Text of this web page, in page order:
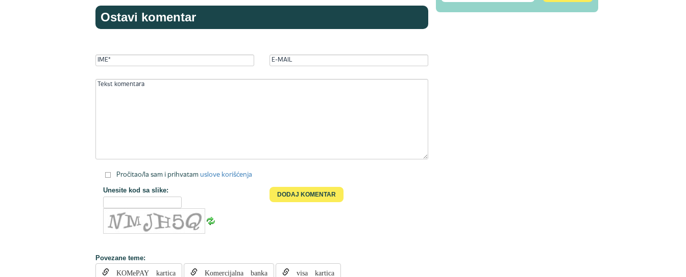
Ostavi komentar
Pročitao/la sam i prihvatam uslove korišćenja
Unesite kod sa slike:
Povezane teme:
KOMePAY kartica Komercijalna banka visa kartica